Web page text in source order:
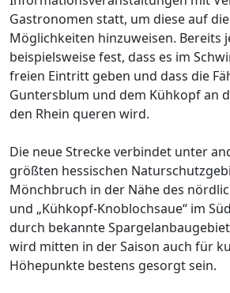
Gastronomen statt, um diese auf
Möglichkeiten hinzuweisen. Bereits
beispielsweise fest, dass es im
freien Eintritt geben und dass die
Guntersblum und dem Kühkopf an
den Rhein queren wird.
Die neue Strecke verbindet unter
größten hessischen
Mönchbruch in der Nähe des
und „Kühkopf-Knoblochsaue“ im
durch bekannte
wird mitten in der Saison auch für
Höhepunkte bestens gesorgt sein.